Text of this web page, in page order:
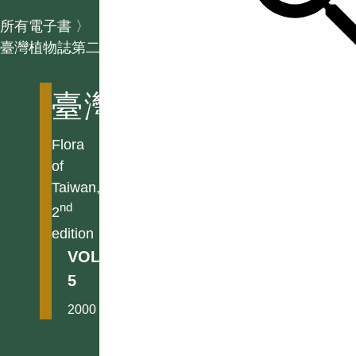
所有電子書 〉
臺灣植物誌第二版
臺灣植物誌第二版
Flora
of
Taiwan,
2nd
edition
VOL.
5
2000